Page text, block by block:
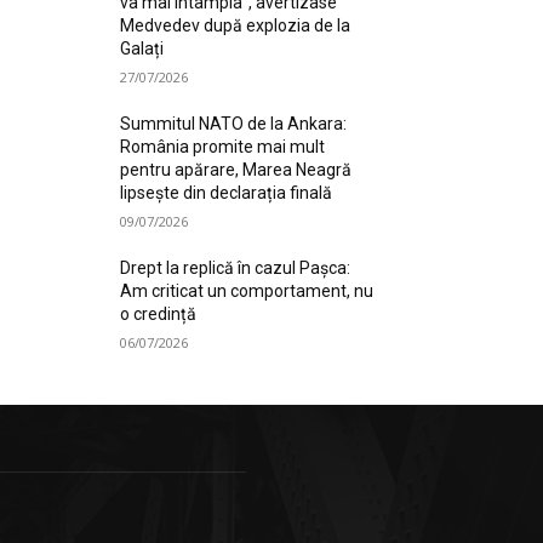
Medvedev după explozia de la
Galați
27/07/2026
Summitul NATO de la Ankara:
România promite mai mult
pentru apărare, Marea Neagră
lipsește din declarația finală
09/07/2026
Drept la replică în cazul Pașca:
Am criticat un comportament, nu
o credință
06/07/2026